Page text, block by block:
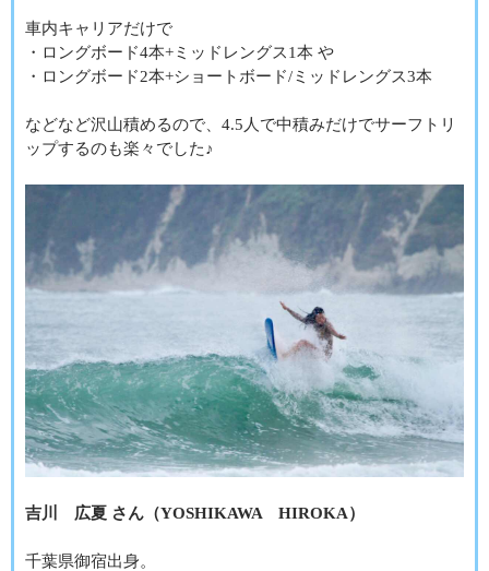
車内キャリアだけで
・ロングボード4本+ミッドレングス1本 や
・ロングボード2本+ショートボード/ミッドレングス3本
などなど沢山積めるので、4.5人で中積みだけでサーフトリ
ップするのも楽々でした♪
吉川 広夏 さん（YOSHIKAWA HIROKA）
千葉県御宿出身。